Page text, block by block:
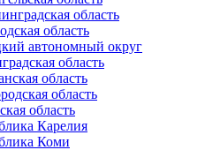
область
область
автономный округ
область
область
область
область
Карелия
Коми